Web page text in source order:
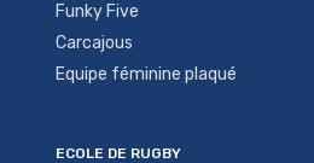
Funky Five
Carcajous
Equipe féminine plaqué
ECOLE DE RUGBY